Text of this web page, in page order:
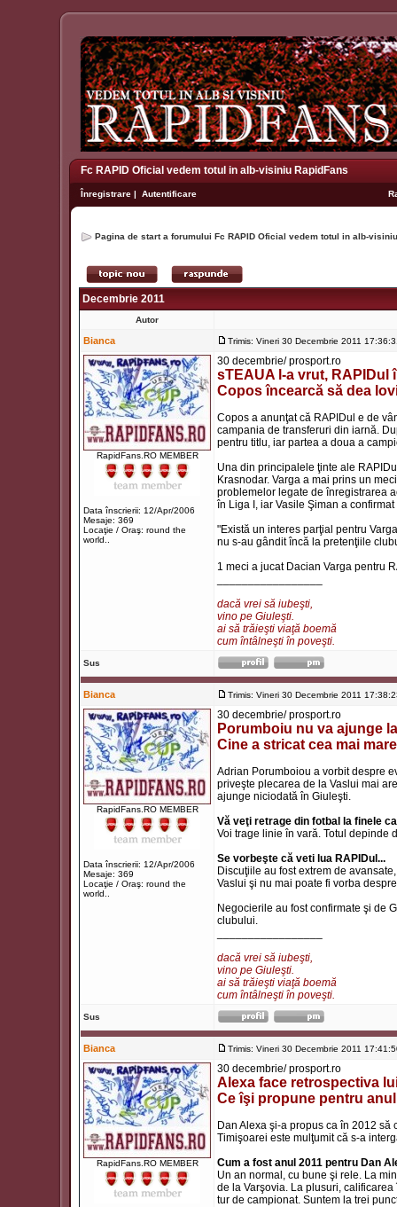
Fc RAPID Oficial vedem totul in alb-visiniu RapidFans
Înregistrare | Autentificare
Pagina de start a forumului Fc RAPID Oficial vedem totul in alb-
Decembrie 2011
Autor
Bianca Trimis: Vineri 30 Decembrie 2011
RapidFans.RO MEMBER
Data înscrierii: 12/Apr/2006
Mesaje: 369
Locaţie / Oraş: round the
world..
30 decembrie/ prosport.ro
sTEAUA l-a vrut, RAPIDul
Copos încearcă să dea
Copos a anunţat că RAPIDul e de
campania de transferuri din iarnă.
pentru titlu, iar partea a doua a
Una din principalele ţinte ale
Krasnodar. Varga a mai prins un
problemelor legate de înregistrarea
în Liga I, iar Vasile Şiman a
"Există un interes parţial pentru
nu s-au gândit încă la pretenţiile
1 meci a jucat Dacian Varga pentru
dacă vrei să iubeşti,
vino pe Giuleşti.
ai să trăieşti viaţă boemă
cum întâlneşti în poveşti.
Sus
Bianca Trimis: Vineri 30 Decembrie 2011
RapidFans.RO MEMBER
Data înscrierii: 12/Apr/2006
Mesaje: 369
Locaţie / Oraş: round the
world..
30 decembrie/ prosport.ro
Porumboiu nu va ajunge
Cine a stricat cea mai
Adrian Porumboiou a vorbit despre
priveşte plecarea de la Vaslui mai
ajunge niciodată în Giuleşti.
Vă veţi retrage din fotbal la finele
Voi trage linie în vară. Totul depinde
Se vorbeşte că veti lua RAPIDul...
Discuţiile au fost extrem de
Vaslui şi nu mai poate fi vorba
Negocierile au fost confirmate şi de
clubului.
dacă vrei să iubeşti,
vino pe Giuleşti.
ai să trăieşti viaţă boemă
cum întâlneşti în poveşti.
Sus
Bianca Trimis: Vineri 30 Decembrie 2011
RapidFans.RO MEMBER
30 decembrie/ prosport.ro
Alexa face retrospectiva
Ce îşi propune pentru
Dan Alexa şi-a propus ca în 2012
Timişoarei este mulţumit că s-a
Cum a fost anul 2011 pentru Dan
Un an normal, cu bune şi rele. La
de la Varşovia. La plusuri,
tur de campionat. Suntem la trei